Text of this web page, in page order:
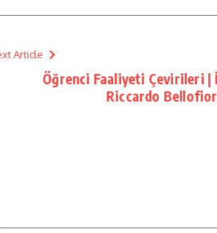
Article
Öğrenci Faaliyeti Çevirileri |
Riccardo